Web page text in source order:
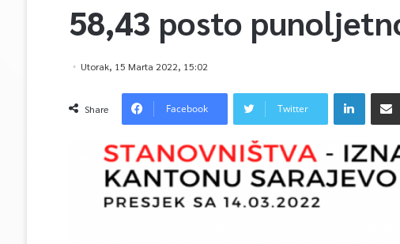
58,43 posto
Utorak, 15 Marta 2022, 15:02
Share Facebook Twitter